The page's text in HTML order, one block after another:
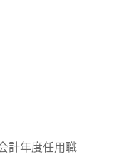
計年度任用職